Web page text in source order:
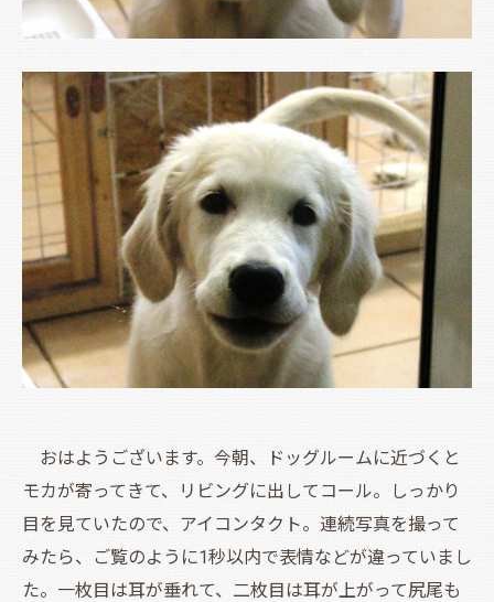
おはようございます。今朝、ドッグルームに近づくと
モカが寄ってきて、リビングに出してコール。しっかり
目を見ていたので、アイコンタクト。連続写真を撮って
みたら、ご覧のように1秒以内で表情などが違っていまし
た。一枚目は耳が垂れて、二枚目は耳が上がって尻尾も